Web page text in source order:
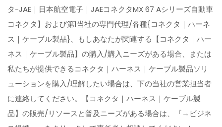
タ-JAE｜日本航空電子｜JAEコネクタMX 67 Aシリーズ自動車
コネクタ】および第1当社の専門代理/各種{コネクタ｜ハーネ
ス｜ケーブル製品}、もしあなたが関連する【コネクタ｜ハー
ネス｜ケーブル製品】の購入/購入ニーズがある場合、または
私たちが提供できるコネクタ｜ハーネス｜ケーブル製品ソリ
ューションを購入/理解したい場合は、下の当社の営業担当者
に連絡してください。【コネクタ｜ハーネス｜ケーブル製
品】の販売/リソースと普及ニーズがある場合は、『→ビジネ